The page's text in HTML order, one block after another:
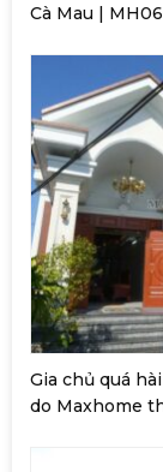
Cà Mau |
Gia chủ quá
do Maxhome